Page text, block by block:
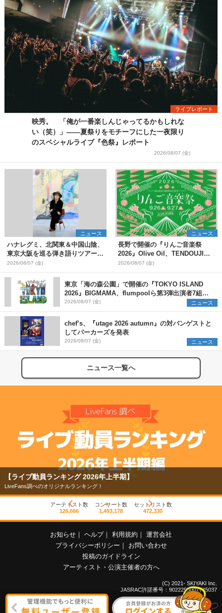
ライブレポート
映秀。 「俺が一番楽しんじゃってるかもしれな
い（笑）」――夏祭りをモチーフにした一夜限り
のスペシャルライブ『色祭』レポート
2026/08/07 (金)
ニュース
ハナレグミ、北関東＆中国山陰、
東京大阪を巡る弾き語りツアー10
月より開催決定
2026/08/07 (金)
ニュース
長野で開催の『りんご音楽祭
2026』Olive Oil、TENDOUJIら
第11弾出演アーティスト（16組）
を発表
2026/08/07 (金)
東京「海の森公園」で開催の『TOKYO ISLAND
2026』BIGMAMA、flumpoolら第3弾出演者7組を
発表 ワークショップ・アート出展者を募集
2026/08/07 (金) ニュース
chef’s、『utage 2026 autumn』の対バンゲストと
してパーカーズを発表
2026/08/07 (金) ニュース
ニュース一覧へ
【ライブ動員ランキング 2026年上半期】
LiveFans調べのオリジナルランキング！
アーティスト数
126,666
コンサート数
1,493,178
セットリスト数
472,330
お知らせ ｜ ヘルプ｜ 利用規約 ｜ 運営会社
プライバシーポリシー ｜
お問い合わせ
投稿のガイドライン
アーティスト・公演主催者の方へ
(C) 2021- SKIYAKI Inc.
JASRAC許諾番号：9022255001Y45037